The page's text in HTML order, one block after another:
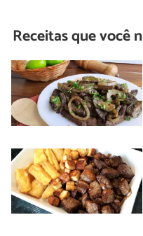
Receitas que você